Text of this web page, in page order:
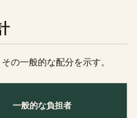
の一般的な配分を示す。
一般的な負担者